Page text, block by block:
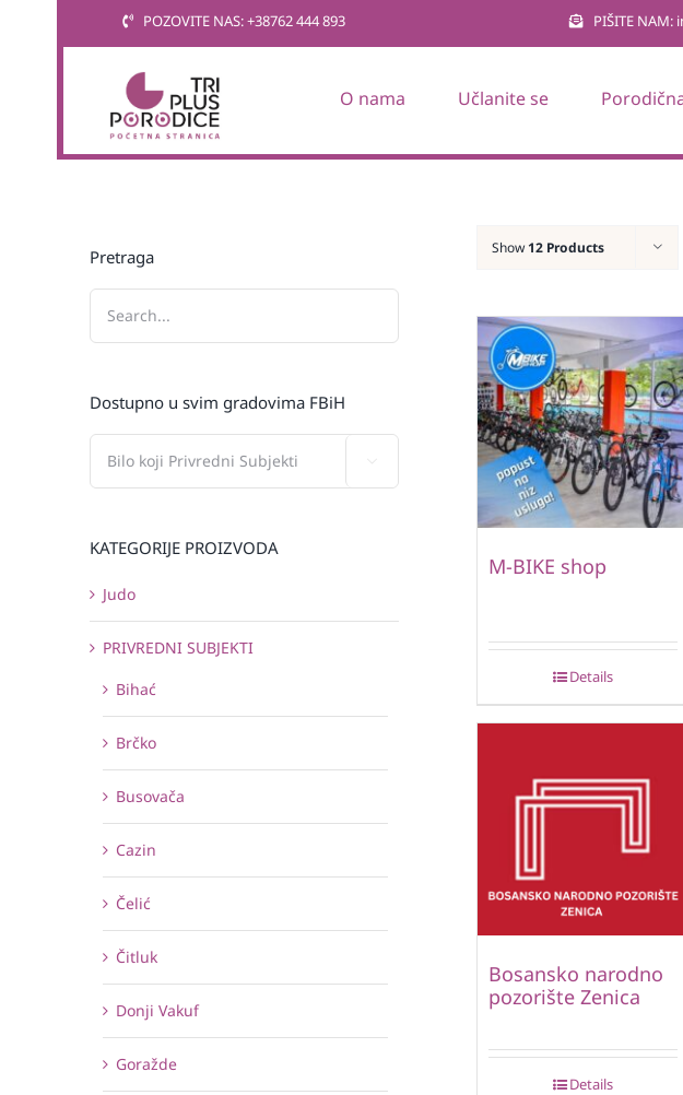
POZOVITE NAS: +38762 444 893 PIŠITE
O nama Učlanite se
Show 12 Products
M-BIKE shop
Details
Bosansko narodno
pozorište Zenica
Details
Pretraga
Dostupno u svim gradovima FBiH
KATEGORIJE PROIZVODA
Judo
PRIVREDNI SUBJEKTI
Bihać
Brčko
Busovača
Cazin
Čelić
Čitluk
Donji Vakuf
Goražde